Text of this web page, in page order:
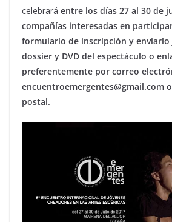
celebrará entre los días 27 al 30 de
compañías interesadas en
formulario de inscripción y
dossier y DVD del espectáculo o
preferentemente por correo
encuentroemergentes@gmail.com
postal.